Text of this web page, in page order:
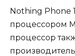
Nothing Phone
процессором
процессор